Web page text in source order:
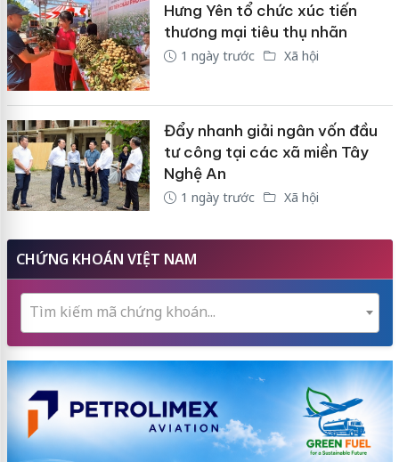
Hưng Yên tổ chức xúc tiến
thương mại tiêu thụ nhãn
1 ngày trước Xã hội
Đẩy nhanh giải ngân vốn đầu
tư công tại các xã miền Tây
Nghệ An
1 ngày trước Xã hội
CHỨNG KHOÁN VIỆT NAM
Tìm kiếm mã chứng khoán...